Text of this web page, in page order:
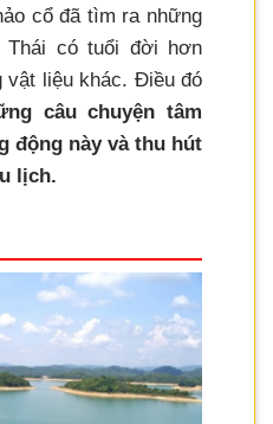
cổ đã tìm ra những
Thái có tuổi đời hơn
vật liệu khác. Điều đó
câu chuyện tâm
động này và thu hút
lịch.